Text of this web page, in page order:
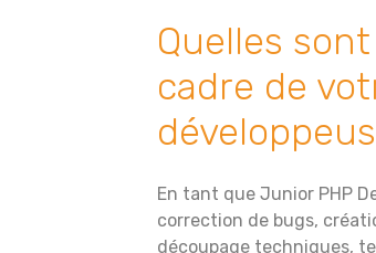
Quelles
cadre de
En tant que Junior PHP
correction de bugs,
découpage techniques,